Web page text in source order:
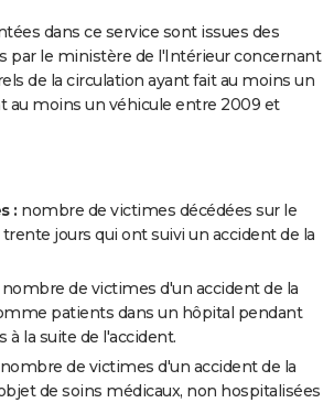
dans ce service sont issues des
par le ministère de l'Intérieur concernant
de la circulation ayant fait au moins un
au moins un véhicule entre 2009 et
: nombre de victimes décédées sur le
jours qui ont suivi un accident de la
nombre de victimes d'un accident de la
patients dans un hôpital pendant
à la suite de l'accident.
nombre de victimes d'un accident de la
de soins médicaux, non hospitalisées